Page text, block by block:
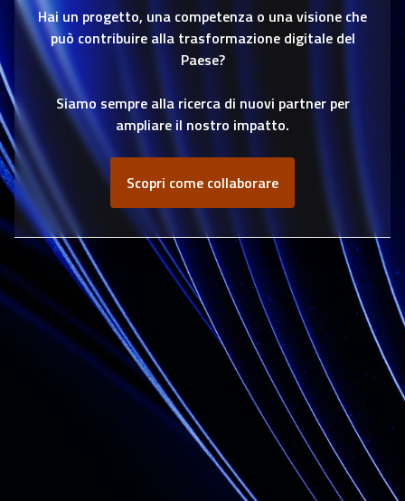
Hai un progetto, una competenza o una visione che
può contribuire alla trasformazione digitale del
Paese?
Siamo sempre alla ricerca di nuovi partner per
ampliare il nostro impatto.
Scopri come collaborare